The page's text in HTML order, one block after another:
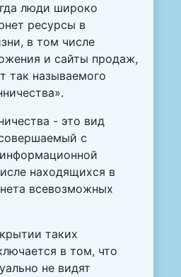
люди широко
ресурсы в
в том числе
и сайты продаж,
так называемого
- это вид
с
находящихся в
всевозможных
таких
в том, что
не видят